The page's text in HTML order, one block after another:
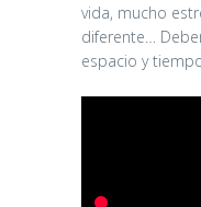
vida, mucho
diferente…
espacio y